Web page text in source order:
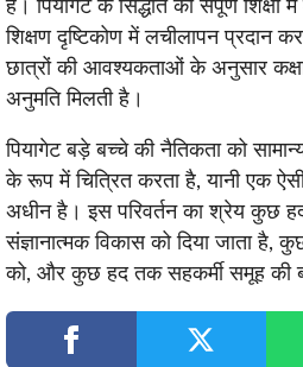
है। पियागेट के सिद्धांत को संपूर्ण शिक्षा
शिक्षण दृष्टिकोण में लचीलापन प्रदान
छात्रों की आवश्यकताओं के अनुसार
अनुमति मिलती है।
पियागेट बड़े बच्चे की नैतिकता को
के रूप में चित्रित करता है, यानी एक
अधीन है। इस परिवर्तन का श्रेय कुछ
संज्ञानात्मक विकास को दिया जाता है,
को, और कुछ हद तक सहकर्मी समूह की